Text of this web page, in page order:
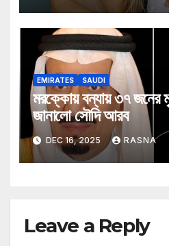
EMIRATES SAUDI
মরক্কোয় বন্যায় ৩৭ জনের
জানালো সৌদি আরব
DEC 16, 2025 RASNA
Leave a Reply